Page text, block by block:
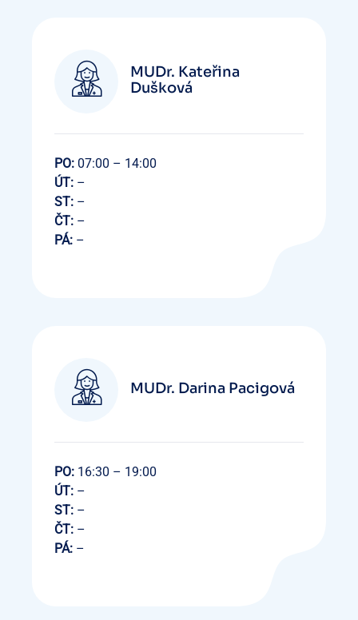
MUDr. Kateřina
Dušková
PO: 07:00 – 14:00
ÚT: –
ST: –
ČT: –
PÁ: –
MUDr. Darina Pacigová
PO: 16:30 – 19:00
ÚT: –
ST: –
ČT: –
PÁ: –